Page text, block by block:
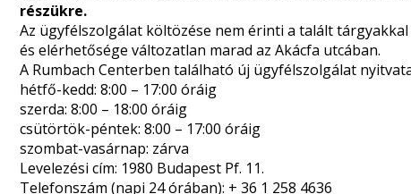
részükre.
Az ügyfélszolgálat költözése nem érinti a talált
és elérhetősége változatlan marad az Akácfa utcában.
A Rumbach Centerben található új ügyfélszolgálat
hétfő-kedd: 8:00 – 17:00 óráig
szerda: 8:00 – 18:00 óráig
csütörtök-péntek: 8:00 – 17:00 óráig
szombat-vasárnap: zárva
Levelezési cím: 1980 Budapest Pf. 11.
Telefonszám (napi 24 órában): + 36 1 258 4636